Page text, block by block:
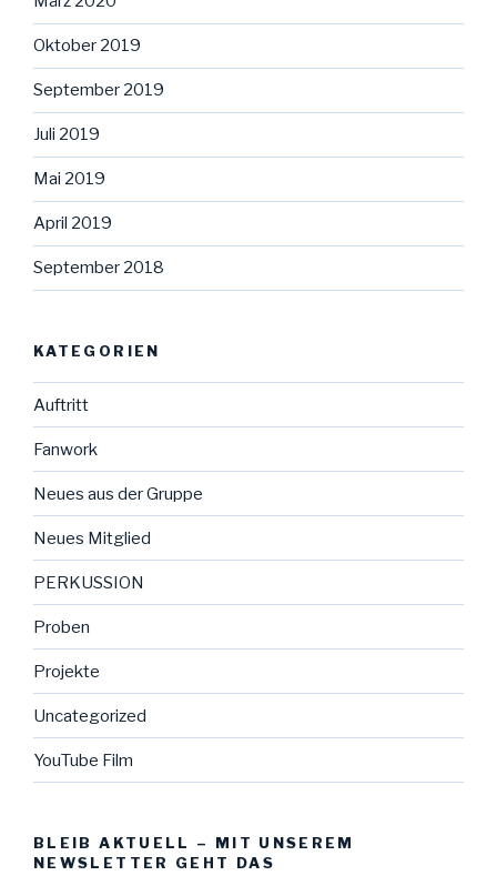
Oktober 2019
September 2019
Juli 2019
Mai 2019
April 2019
September 2018
KATEGORIEN
Auftritt
Fanwork
Neues aus der Gruppe
Neues Mitglied
PERKUSSION
Proben
Projekte
Uncategorized
YouTube Film
BLEIB AKTUELL – MIT UNSEREM
NEWSLETTER GEHT DAS